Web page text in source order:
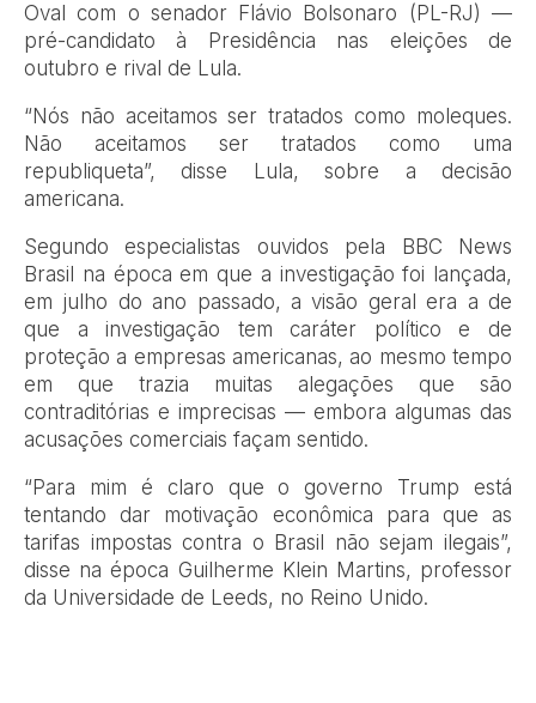
Oval com o senador Flávio Bolsonaro (PL-RJ) —
pré-candidato à Presidência nas eleições de
outubro e rival de Lula.
“Nós não aceitamos ser tratados como moleques.
Não aceitamos ser tratados como uma
republiqueta”, disse Lula, sobre a decisão
americana.
Segundo especialistas ouvidos pela BBC News
Brasil na época em que a investigação foi lançada,
em julho do ano passado, a visão geral era a de
que a investigação tem caráter político e de
proteção a empresas americanas, ao mesmo tempo
em que trazia muitas alegações que são
contraditórias e imprecisas — embora algumas das
acusações comerciais façam sentido.
“Para mim é claro que o governo Trump está
tentando dar motivação econômica para que as
tarifas impostas contra o Brasil não sejam ilegais”,
disse na época Guilherme Klein Martins, professor
da Universidade de Leeds, no Reino Unido.